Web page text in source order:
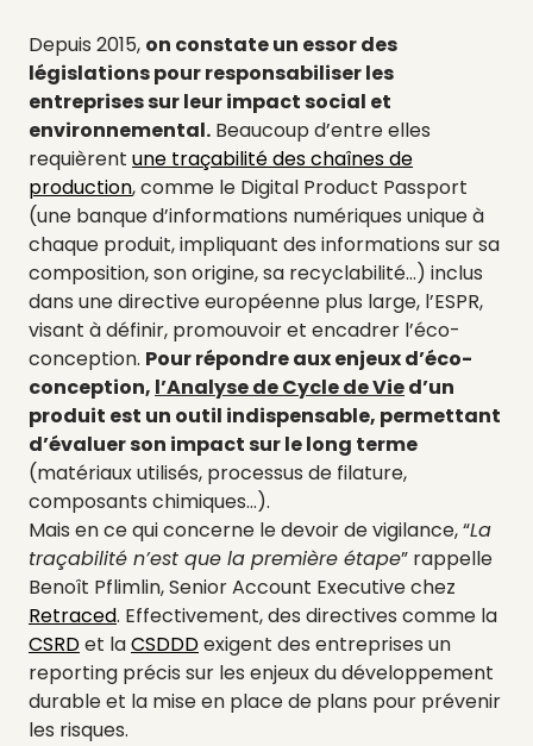
Depuis 2015, on constate un essor des
législations pour responsabiliser les
entreprises sur leur impact social et
environnemental. Beaucoup d’entre elles
requièrent une traçabilité des chaînes de
production, comme le Digital Product Passport
(une banque d’informations numériques unique à
chaque produit, impliquant des informations sur sa
composition, son origine, sa recyclabilité…) inclus
dans une directive européenne plus large, l’ESPR,
visant à définir, promouvoir et encadrer l’éco-
conception. Pour répondre aux enjeux d’éco-
conception, l’Analyse de Cycle de Vied’un
produit est un outil indispensable, permettant
d’évaluer son impact sur le long terme
(matériaux utilisés, processus de filature,
composants chimiques…).
Mais en ce qui concerne le devoir de vigilance, “La
traçabilité n’est que la première étape” rappelle
Benoît Pflimlin, Senior Account Executive chez
Retraced. Effectivement, des directives comme la
CSRDet laCSDDDexigent des entreprises un
reporting précis sur les enjeux du développement
durable et la mise en place de plans pour prévenir
les risques.